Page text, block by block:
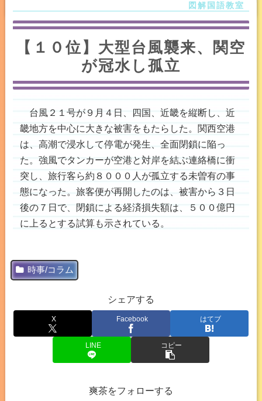
【１０位】大型台風襲来、関空
が冠水し孤立
台風２１号が９月４日、四国、近畿を縦断し、近
畿地方を中心に大きな被害をもたらした。関西空港
は、高潮で浸水して停電が発生、全面閉鎖に陥っ
た。強風でタンカーが空港と対岸を結ぶ連絡橋に衝
突し、旅行客ら約８０００人が孤立する未曽有の事
態になった。旅客便が再開したのは、被害から３日
後の７日で、閉鎖による経済損失額は、５００億円
に上るとする試算も示されている。
時事/コラム
シェアする
X Facebook はてブ
LINE コピー
爽茶をフォローする